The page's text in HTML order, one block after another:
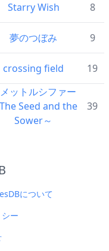
Starry Wish 8
夢のつぼみ 9
crossing field 19
ットルシファー
Seed and the
Sower～
39
について
ー